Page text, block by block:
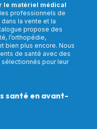
le matériel médical
professionnels de
la vente et la
propose des
l’orthopédie,
bien plus encore. Nous
de santé avec des
pour leur
santé en avant-